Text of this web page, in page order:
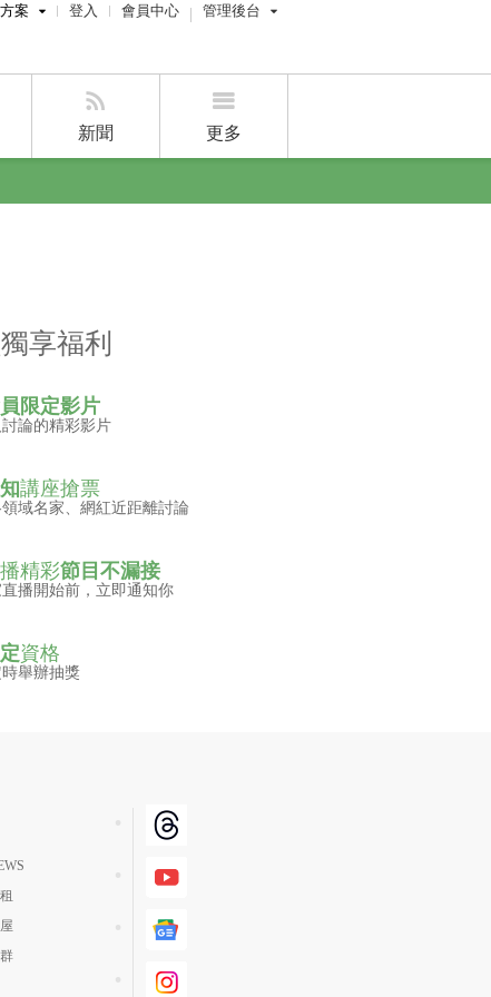
案 登入 會員中心 管理後台
經紀人員管理後台
新聞 更多
享福利
限定影片
論的精彩影片
講座搶票
域名家、網紅近距離討論
精彩節目不漏接
播開始前，立即通知你
資格
舉辦抽獎